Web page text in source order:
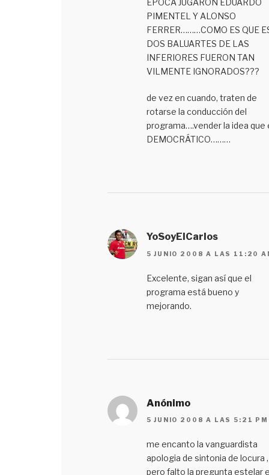
EPOCA JUGARON EDUARDO
PIMENTEL Y ALONSO
FERRER………COMO ES QUE
DOS BALUARTES DE LAS
INFERIORES FUERON TAN
VILMENTE IGNORADOS???
de vez en cuando, traten de
rotarse la conducción del
programa….vender la idea que
DEMOCRÁTICO………
YoSoyElCarlos
5 JUNIO 2008 A LAS 11:20
Excelente, sigan así que el
programa está bueno y
mejorando.
Anónimo
5 JUNIO 2008 A LAS 5:21 PM
me encanto la vanguardista
apologia de sintonia de locura ,
pero falto la pregunta estelar